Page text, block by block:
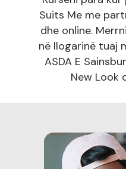
Suits Me me
dhe online.
në llogarinë tuaj
ASDA E
New Look